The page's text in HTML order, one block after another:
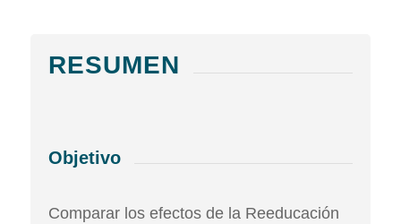
RESUMEN
Objetivo
Comparar los efectos de la Reeducación